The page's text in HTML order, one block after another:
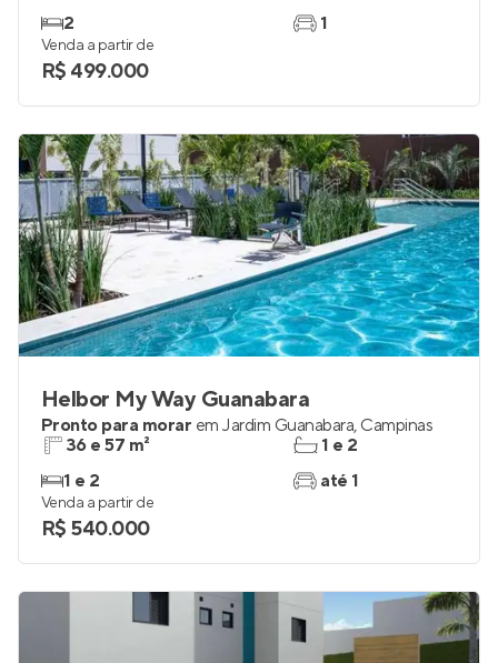
2
1
Venda a partir de
R$ 499.000
Helbor My Way Guanabara
Pronto para morar em Jardim Guanabara, Campinas
36 e 57 m²
1 e 2
1 e 2
até 1
Venda a partir de
R$ 540.000